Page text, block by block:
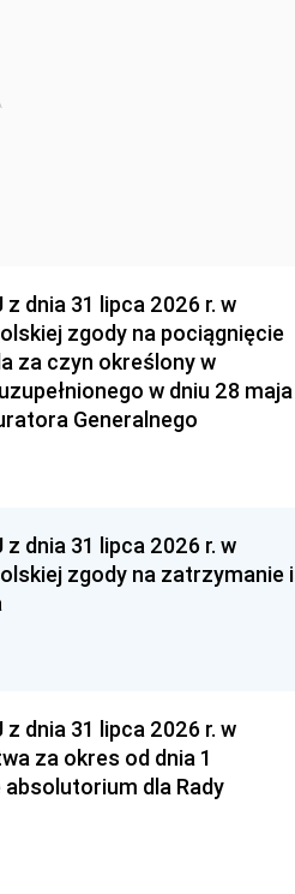
z dnia 31 lipca 2026 r. w
zgody na pociągnięcie
za czyn określony w
w dniu 28 maja
Generalnego
z dnia 31 lipca 2026 r. w
zgody na zatrzymanie i
z dnia 31 lipca 2026 r. w
za okres od dnia 1
dla Rady